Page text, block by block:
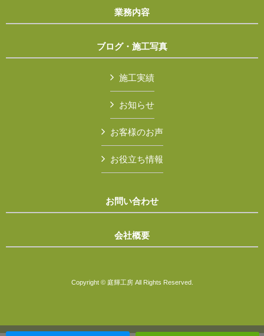
業務内容
ブログ・施工写真
施工実績
お知らせ
お客様のお声
お役立ち情報
お問い合わせ
会社概要
Copyright © 庭輝工房 All Rights Reserved.